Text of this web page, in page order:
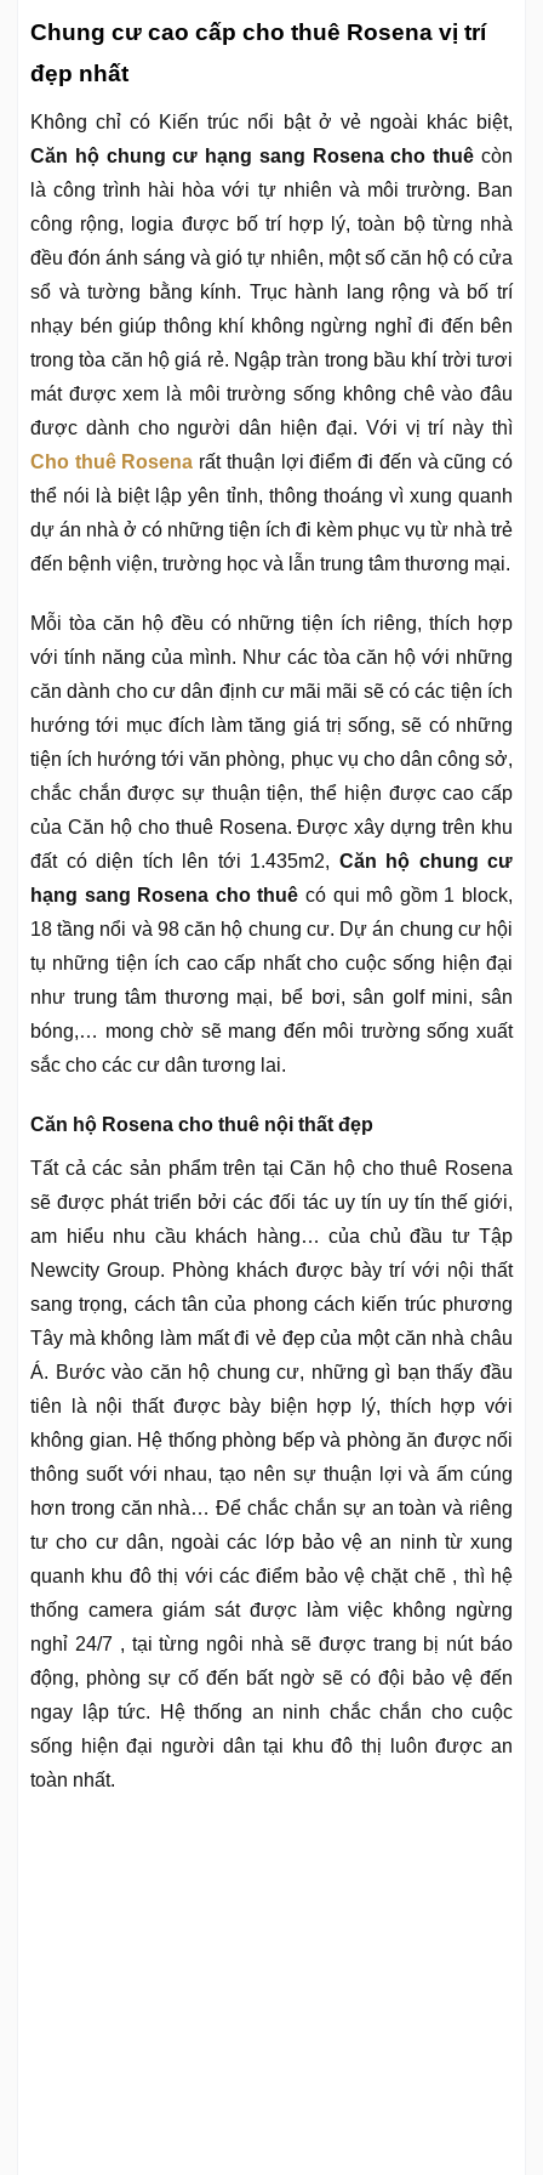
Chung cư cao cấp cho thuê Rosena vị trí
đẹp nhất
Không chỉ có Kiến trúc nổi bật ở vẻ ngoài khác biệt,
Căn hộ chung cư hạng sang Rosena cho thuê còn
là công trình hài hòa với tự nhiên và môi trường. Ban
công rộng, logia được bố trí hợp lý, toàn bộ từng nhà
đều đón ánh sáng và gió tự nhiên, một số căn hộ có cửa
sổ và tường bằng kính. Trục hành lang rộng và bố trí
nhạy bén giúp thông khí không ngừng nghỉ đi đến bên
trong tòa căn hộ giá rẻ. Ngập tràn trong bầu khí trời tươi
mát được xem là môi trường sống không chê vào đâu
được dành cho người dân hiện đại. Với vị trí này thì
Cho thuê Rosena rất thuận lợi điểm đi đến và cũng có
thể nói là biệt lập yên tỉnh, thông thoáng vì xung quanh
dự án nhà ở có những tiện ích đi kèm phục vụ từ nhà trẻ
đến bệnh viện, trường học và lẫn trung tâm thương mại.
Mỗi tòa căn hộ đều có những tiện ích riêng, thích hợp
với tính năng của mình. Như các tòa căn hộ với những
căn dành cho cư dân định cư mãi mãi sẽ có các tiện ích
hướng tới mục đích làm tăng giá trị sống, sẽ có những
tiện ích hướng tới văn phòng, phục vụ cho dân công sở,
chắc chắn được sự thuận tiện, thể hiện được cao cấp
của Căn hộ cho thuê Rosena. Được xây dựng trên khu
đất có diện tích lên tới 1.435m2, Căn hộ chung cư
hạng sang Rosena cho thuê có qui mô gồm 1 block,
18 tầng nổi và 98 căn hộ chung cư. Dự án chung cư hội
tụ những tiện ích cao cấp nhất cho cuộc sống hiện đại
như trung tâm thương mại, bể bơi, sân golf mini, sân
bóng,… mong chờ sẽ mang đến môi trường sống xuất
sắc cho các cư dân tương lai.
Căn hộ Rosena cho thuê nội thất đẹp
Tất cả các sản phẩm trên tại Căn hộ cho thuê Rosena
sẽ được phát triển bởi các đối tác uy tín uy tín thế giới,
am hiểu nhu cầu khách hàng… của chủ đầu tư Tập
Newcity Group. Phòng khách được bày trí với nội thất
sang trọng, cách tân của phong cách kiến trúc phương
Tây mà không làm mất đi vẻ đẹp của một căn nhà châu
Á. Bước vào căn hộ chung cư, những gì bạn thấy đầu
tiên là nội thất được bày biện hợp lý, thích hợp với
không gian. Hệ thống phòng bếp và phòng ăn được nối
thông suốt với nhau, tạo nên sự thuận lợi và ấm cúng
hơn trong căn nhà… Để chắc chắn sự an toàn và riêng
tư cho cư dân, ngoài các lớp bảo vệ an ninh từ xung
quanh khu đô thị với các điểm bảo vệ chặt chẽ , thì hệ
thống camera giám sát được làm việc không ngừng
nghỉ 24/7 , tại từng ngôi nhà sẽ được trang bị nút báo
động, phòng sự cố đến bất ngờ sẽ có đội bảo vệ đến
ngay lập tức. Hệ thống an ninh chắc chắn cho cuộc
sống hiện đại người dân tại khu đô thị luôn được an
toàn nhất.